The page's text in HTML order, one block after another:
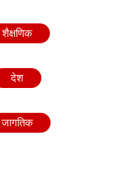
शैक्षणिक
देश
जागतिक